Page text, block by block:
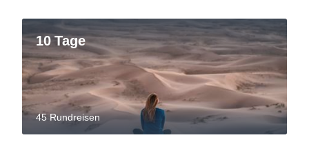
10 Tage
45 Rundreisen